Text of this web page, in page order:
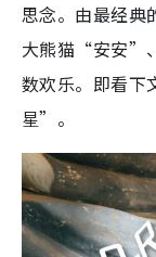
思念。由最经
大熊猫“安安”
数欢乐。即看
星”。